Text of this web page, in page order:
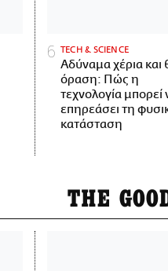
ΤECH & SCIENCE
Αδύναμα χέρια και
όραση: Πώς η
τεχνολογία μπορεί
επηρεάσει τη
κατάσταση
THE